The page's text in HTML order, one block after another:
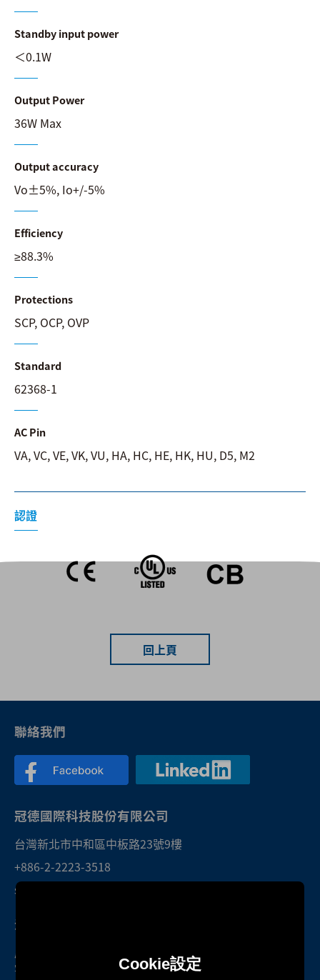
Cookie設定
Standby input power
＜0.1W
Output Power
36W Max
Output accuracy
Vo±5%, Io+/-5%
Efficiency
≥88.3%
Protections
SCP, OCP, OVP
Standard
62368-1
AC Pin
VA, VC, VE, VK, VU, HA, HC, HE, HK, HU, D5, M2
認證
回上頁
聯絡我們
冠德國際科技股份有限公司
台灣新北市中和區中板路23號9樓
+886-2-2223-3518
sales@twktec.com.tw
深圳研發中心暨服務處
廣東省深圳市光明區光明街道東周社區
雲智科技園B1棟1301號房